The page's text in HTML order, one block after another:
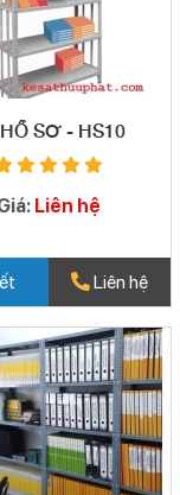
SƠ - HS10
Liên hệ
Liên hệ